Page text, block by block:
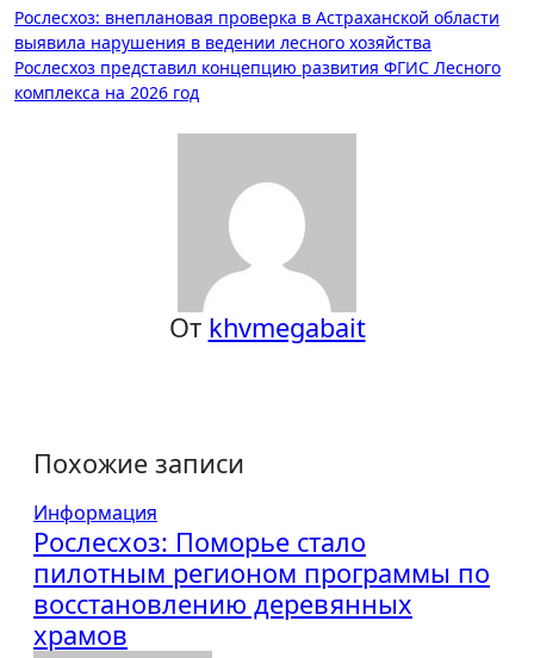
Навигация
по
записям
Рослесхоз: внеплановая проверка в Астраханской области
выявила нарушения в ведении лесного хозяйства
Рослесхоз представил концепцию развития ФГИС Лесного
комплекса на 2026 год
От khvmegabait
Похожие записи
Информация
Рослесхоз: Поморье стало
пилотным регионом программы по
восстановлению деревянных
храмов